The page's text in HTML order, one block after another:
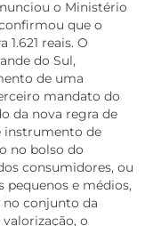
o Ministério
que o
1.621 reais. O
do Sul,
de uma
mandato do
da nova regra de
instrumento de
no bolso do
consumidores, ou
pequenos e médios,
no conjunto da
o